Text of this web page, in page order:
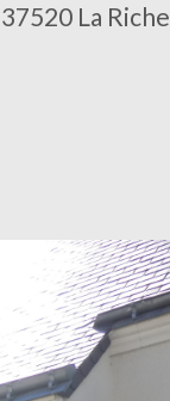
La Riche